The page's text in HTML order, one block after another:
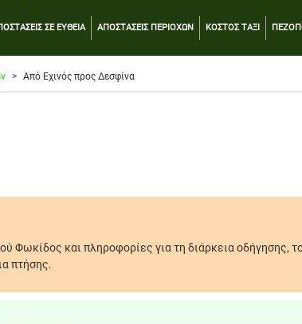
ΣΕ ΕΥΘΕΙΑ ΑΠΟΣΤΑΣΕΙΣ ΠΕΡΙΟΧΩΝ ΚΟΣΤΟΣ ΤΑΞΙ
Από Εχινός προς Δεσφίνα
Φωκίδος και πληροφορίες για τη διάρκεια οδήγησης,
πτήσης.